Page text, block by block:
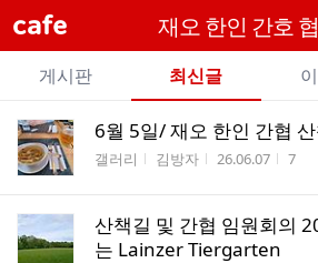
cafe 재오 한인 간호
카
페
메
뉴
게시판 최신글
전
체
글
리
6월 5일/ 재오 한인 간협
게시판명
갤러리 작성자
김방자 작성시간
26.06.07 조회
7
산책길 및 간협 임원회의
는 Lainzer Tiergarten